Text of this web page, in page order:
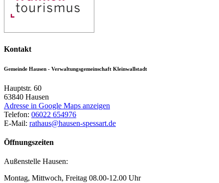
Kontakt
Gemeinde Hausen - Verwaltungsgemeinschaft Kleinwallstadt
Hauptstr. 60
63840 Hausen
Adresse in Google Maps anzeigen
Telefon: 06022 654976
E-Mail: rathaus@hausen-spessart.de
Öffnungszeiten
Außenstelle Hausen:
Montag, Mittwoch, Freitag 08.00-12.00 Uhr